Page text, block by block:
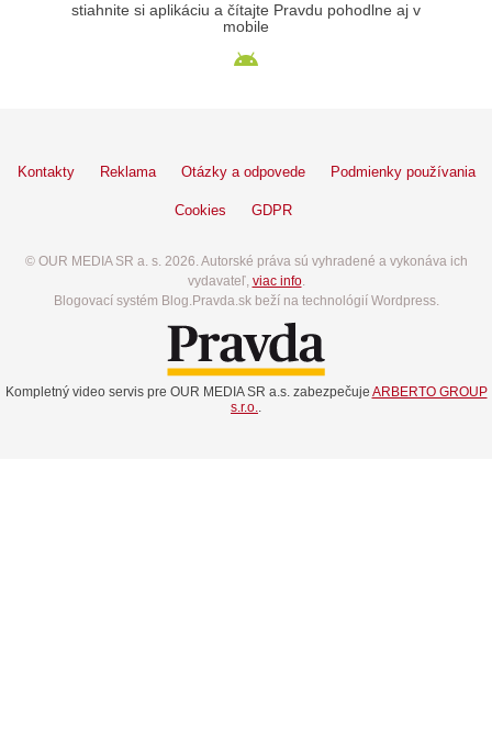
stiahnite si aplikáciu a čítajte Pravdu pohodlne aj v
mobile
Kontakty Reklama Otázky a odpovede Podmienky používania
Cookies GDPR
© OUR MEDIA SR a. s. 2026. Autorské práva sú vyhradené a vykonáva ich
vydavateľ, viac info.
Blogovací systém Blog.Pravda.sk beží na technológií Wordpress.
Kompletný video servis pre OUR MEDIA SR a.s. zabezpečuje ARBERTO GROUP
s.r.o.